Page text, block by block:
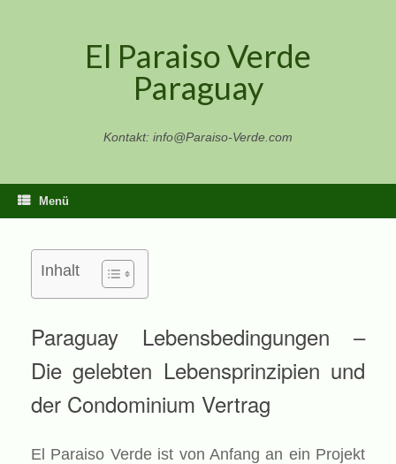
El Paraiso Verde
Paraguay
Kontakt: info@Paraiso-Verde.com
Menü
Inhalt
Paraguay Lebensbedingungen –
Die gelebten Lebensprinzipien und
der Condominium Vertrag
El Paraiso Verde ist von Anfang an ein Projekt